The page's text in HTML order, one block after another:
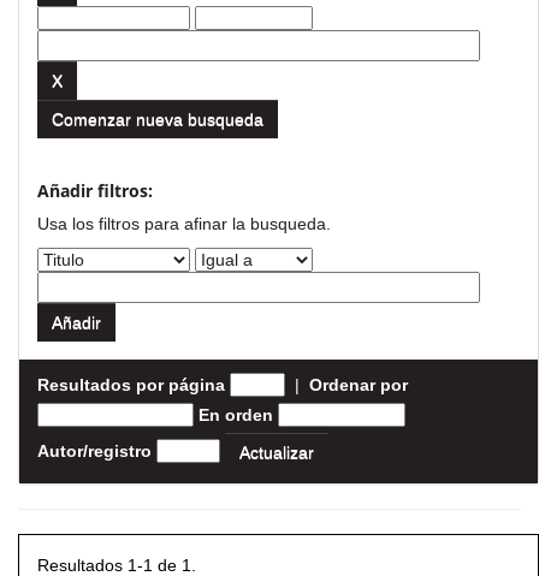
Comenzar nueva busqueda
Añadir filtros:
Usa los filtros para afinar la busqueda.
Resultados por página | Ordenar por
En orden
Autor/registro
Resultados 1-1 de 1.